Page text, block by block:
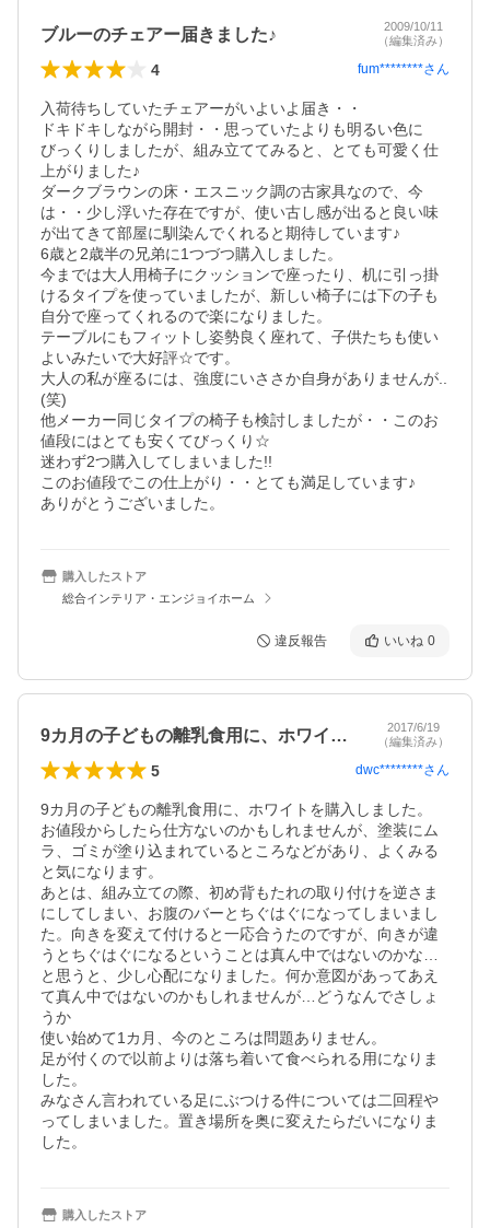
ブルーのチェアー届きました♪
2009/10/11
（編集済み）
4 fum********さん
入荷待ちしていたチェアーがいよいよ届き・・
ドキドキしながら開封・・思っていたよりも明るい色に
びっくりしましたが、組み立ててみると、とても可愛く仕
上がりました♪
ダークブラウンの床・エスニック調の古家具なので、今
は・・少し浮いた存在ですが、使い古し感が出ると良い味
が出てきて部屋に馴染んでくれると期待しています♪
6歳と2歳半の兄弟に1つづつ購入しました。
今までは大人用椅子にクッションで座ったり、机に引っ掛
けるタイプを使っていましたが、新しい椅子には下の子も
自分で座ってくれるので楽になりました。
テーブルにもフィットし姿勢良く座れて、子供たちも使い
よいみたいで大好評☆です。
大人の私が座るには、強度にいささか自身がありませんが..
(笑)
他メーカー同じタイプの椅子も検討しましたが・・このお
値段にはとても安くてびっくり☆
迷わず2つ購入してしまいました!!
このお値段でこの仕上がり・・とても満足しています♪
ありがとうございました。
購入したストア
総合インテリア・エンジョイホーム
違反報告 いいね 0
9カ月の子どもの離乳食用に、ホワイトを…
2017/6/19
（編集済み）
5 dwc********さん
9カ月の子どもの離乳食用に、ホワイトを購入しました。
お値段からしたら仕方ないのかもしれませんが、塗装にム
ラ、ゴミが塗り込まれているところなどがあり、よくみる
と気になります。
あとは、組み立ての際、初め背もたれの取り付けを逆さま
にしてしまい、お腹のバーとちぐはぐになってしまいまし
た。向きを変えて付けると一応合うたのですが、向きが違
うとちぐはぐになるということは真ん中ではないのかな…
と思うと、少し心配になりました。何か意図があってあえ
て真ん中ではないのかもしれませんが…どうなんでさしょ
うか
使い始めて1カ月、今のところは問題ありません。
足が付くので以前よりは落ち着いて食べられる用になりま
した。
みなさん言われている足にぶつける件については二回程や
ってしまいました。置き場所を奥に変えたらだいになりま
した。
購入したストア